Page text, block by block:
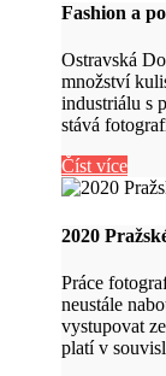
Fashion a
Ostravská
množství
industriálu s
stává
Číst více
2020
Práce
neustále
vystupovat
platí v